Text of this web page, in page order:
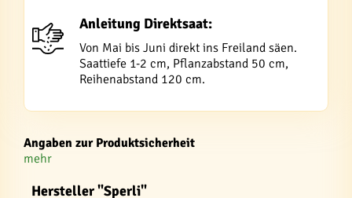
Anleitung Direktsaat:
Von Mai bis Juni direkt ins Freiland säen.
Saattiefe 1-2 cm, Pflanzabstand 50 cm,
Reihenabstand 120 cm.
Angaben zur Produktsicherheit
mehr
Hersteller "Sperli"